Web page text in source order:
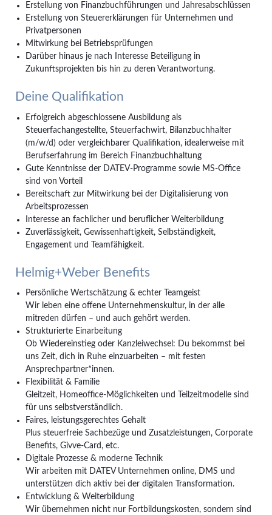
Erstellung von Finanzbuchführungen und Jahresabschlüssen
Erstellung von Steuererklärungen für Unternehmen und
Privatpersonen
Mitwirkung bei Betriebsprüfungen
Darüber hinaus je nach Interesse Beteiligung in
Zukunftsprojekten bis hin zu deren Verantwortung.
Deine Qualifikation
Erfolgreich abgeschlossene Ausbildung als
Steuerfachangestellte, Steuerfachwirt, Bilanzbuchhalter
(m/w/d) oder vergleichbarer Qualifikation, idealerweise mit
Berufserfahrung im Bereich Finanzbuchhaltung
Gute Kenntnisse der DATEV-Programme sowie MS-Office
sind von Vorteil
Bereitschaft zur Mitwirkung bei der Digitalisierung von
Arbeitsprozessen
Interesse an fachlicher und beruflicher Weiterbildung
Zuverlässigkeit, Gewissenhaftigkeit, Selbständigkeit,
Engagement und Teamfähigkeit.
Helmig+Weber Benefits
Persönliche Wertschätzung & echter Teamgeist
Wir leben eine offene Unternehmenskultur, in der alle
mitreden dürfen – und auch gehört werden.
Strukturierte Einarbeitung
Ob Wiedereinstieg oder Kanzleiwechsel: Du bekommst bei
uns Zeit, dich in Ruhe einzuarbeiten – mit festen
Ansprechpartner*innen.
Flexibilität & Familie
Gleitzeit, Homeoffice-Möglichkeiten und Teilzeitmodelle sind
für uns selbstverständlich.
Faires, leistungsgerechtes Gehalt
Plus steuerfreie Sachbezüge und Zusatzleistungen, Corporate
Benefits, Givve-Card, etc.
Digitale Prozesse & moderne Technik
Wir arbeiten mit DATEV Unternehmen online, DMS und
unterstützen dich aktiv bei der digitalen Transformation.
Entwicklung & Weiterbildung
Wir übernehmen nicht nur Fortbildungskosten, sondern sind